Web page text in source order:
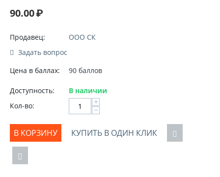
90.00₽
Продавец:
ООО СК
Задать вопрос
Цена в баллах:
90 баллов
Доступность:
В наличии
Кол-во:
+
−
В КОРЗИНУ КУПИТЬ В ОДИН КЛИК